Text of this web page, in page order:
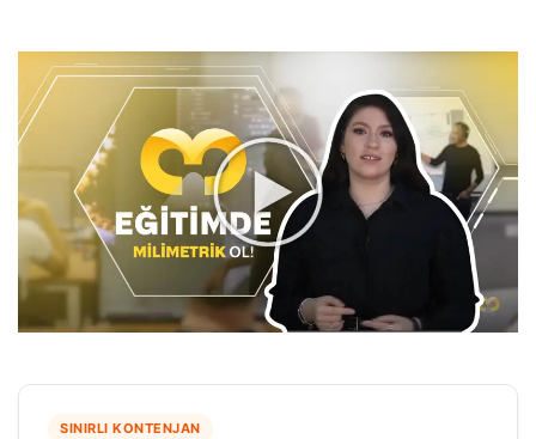
SINIRLI KONTENJAN